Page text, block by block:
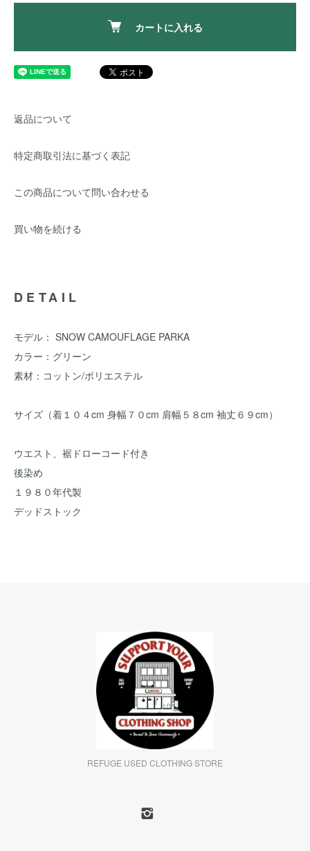
カートに入れる
返品について
特定商取引法に基づく表記
この商品について問い合わせる
買い物を続ける
DETAIL
モデル： SNOW CAMOUFLAGE PARKA
カラー：グリーン
素材：コットン/ポリエステル
サイズ（着１０４cm 身幅７０cm 肩幅５８cm 袖丈６９cm）
ウエスト、裾ドローコード付き
後染め
１９８０年代製
デッドストック
REFUGE USED CLOTHING STORE